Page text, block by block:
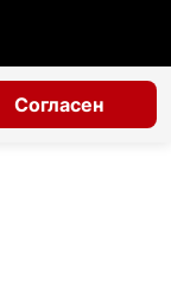
Согласен